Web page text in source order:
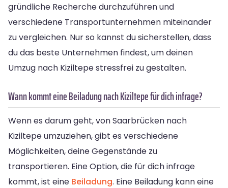
gründliche Recherche durchzuführen und
verschiedene Transportunternehmen miteinander
zu vergleichen. Nur so kannst du sicherstellen, dass
du das beste Unternehmen findest, um deinen
Umzug nach Kiziltepe stressfrei zu gestalten.
Wann kommt eine Beiladung nach Kiziltepe für dich infrage?
Wenn es darum geht, von Saarbrücken nach
Kiziltepe umzuziehen, gibt es verschiedene
Möglichkeiten, deine Gegenstände zu
transportieren. Eine Option, die für dich infrage
kommt, ist eine Beiladung. Eine Beiladung kann eine